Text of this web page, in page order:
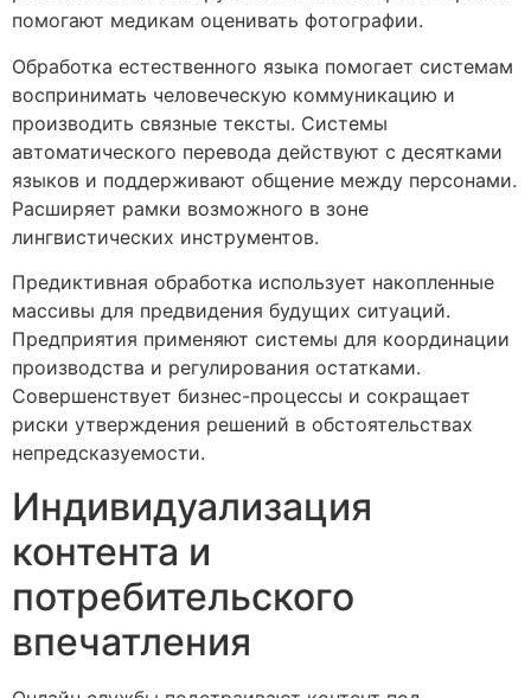
помогают медикам оценивать фотографии.
Обработка естественного языка помогает системам
воспринимать человеческую коммуникацию и
производить связные тексты. Системы
автоматического перевода действуют с десятками
языков и поддерживают общение между персонами.
Расширяет рамки возможного в зоне
лингвистических инструментов.
Предиктивная обработка использует накопленные
массивы для предвидения будущих ситуаций.
Предприятия применяют системы для координации
производства и регулирования остатками.
Совершенствует бизнес-процессы и сокращает
риски утверждения решений в обстоятельствах
непредсказуемости.
Индивидуализация
контента и
потребительского
впечатления